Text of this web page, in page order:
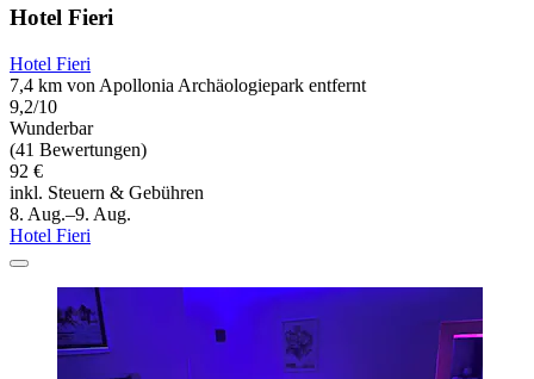
Hotel Fieri
Hotel Fieri
7,4 km von Apollonia Archäologiepark entfernt
9,2/10
Wunderbar
(41 Bewertungen)
92 €
inkl. Steuern & Gebühren
8. Aug.–9. Aug.
Hotel Fieri